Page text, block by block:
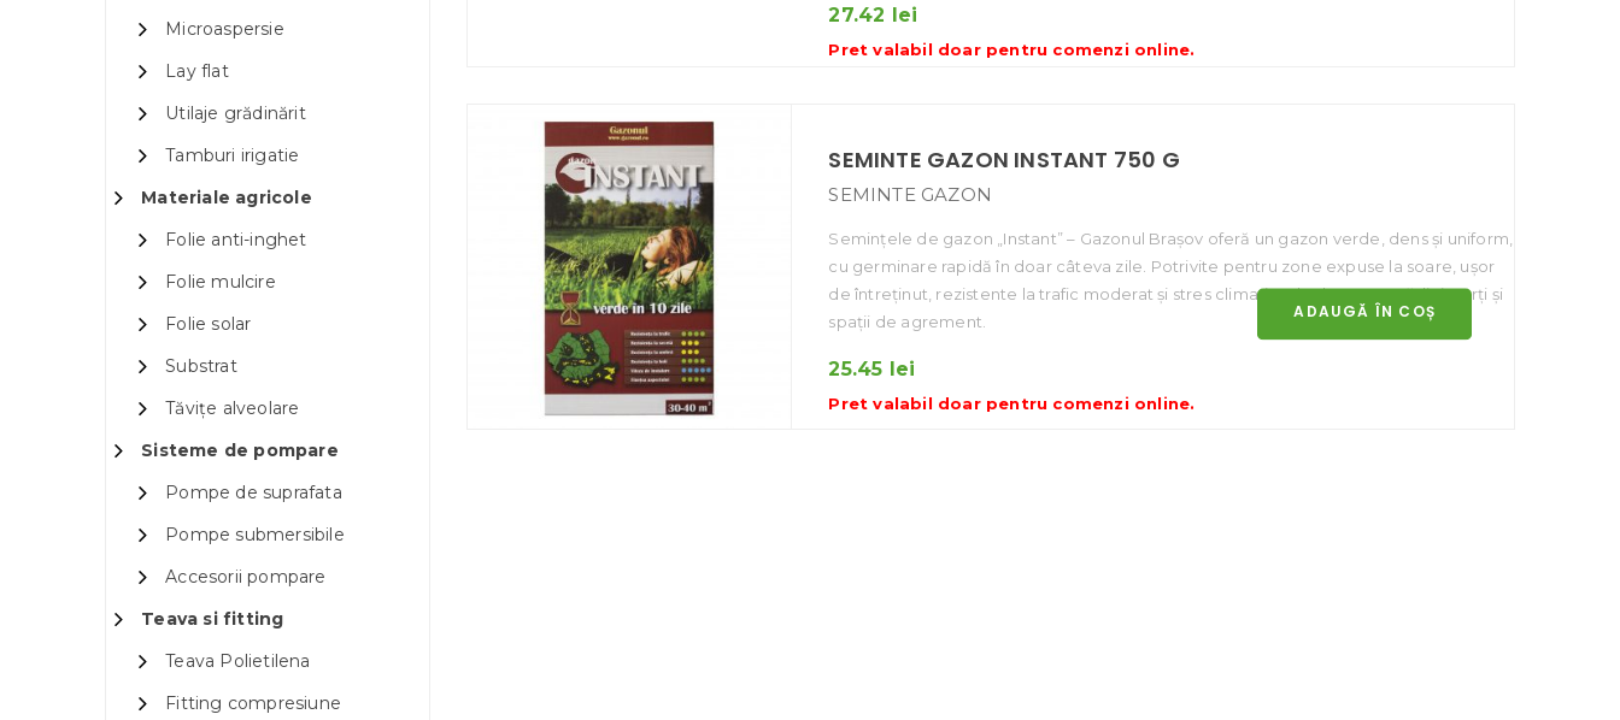
Microaspersie
Lay flat
Utilaje grădinărit
Tamburi irigatie
Materiale agricole
Folie anti-inghet
Folie mulcire
Folie solar
Substrat
Tăvițe alveolare
Sisteme de pompare
Pompe de suprafata
Pompe submersibile
Accesorii pompare
Teava si fitting
Teava Polietilena
Fitting compresiune
27.42 lei
Pret valabil doar pentru comenzi online.
SEMINTE GAZON INSTANT 750 G
SEMINTE GAZON
Semințele de gazon „Instant” – Gazonul Brașov oferă un gazon verde, dens și uniform,
cu germinare rapidă în doar câteva zile. Potrivite pentru zone expuse la soare, ușor
de întreținut, rezistente la trafic moderat și stres climatic. Ideal pentru grădini, curți și
spații de agrement.
25.45 lei
Pret valabil doar pentru comenzi online.
ADAUGĂ ÎN COȘ